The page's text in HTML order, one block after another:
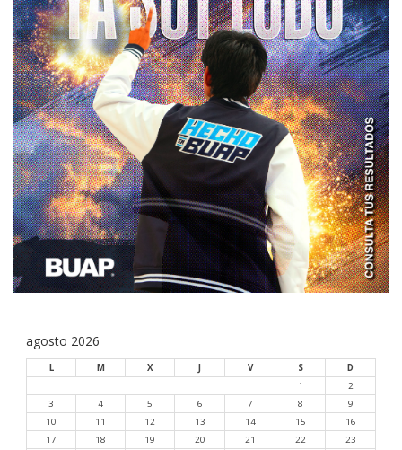
agosto 2026
L M X J V S
D
1
2
3
4 5 6 7 8
9
10
11 12 13 14 15
16
17
18 19 20 21 22
23